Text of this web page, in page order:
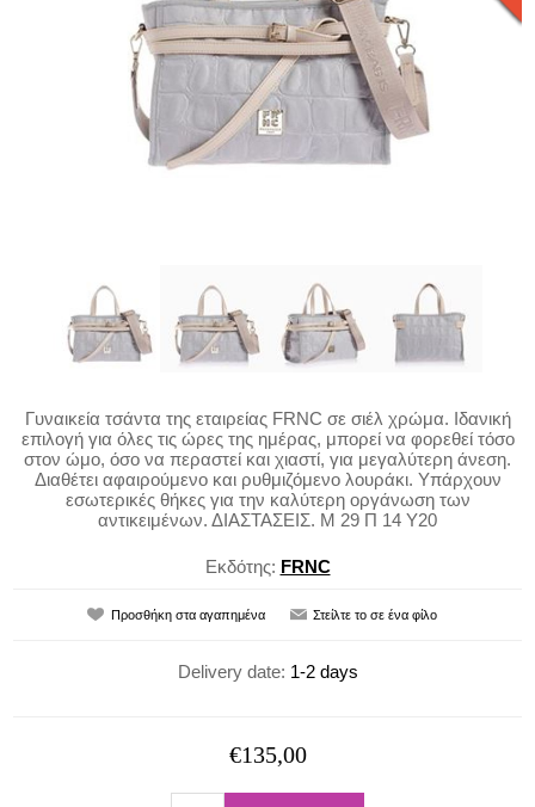
Γυναικεία τσάντα της εταιρείας FRNC σε σιέλ χρώμα. Ιδανική
επιλογή για όλες τις ώρες της ημέρας, μπορεί να φορεθεί τόσο
στον ώμο, όσο να περαστεί και χιαστί, για μεγαλύτερη άνεση.
Διαθέτει αφαιρούμενο και ρυθμιζόμενο λουράκι. Υπάρχουν
εσωτερικές θήκες για την καλύτερη οργάνωση των
αντικειμένων. ΔΙΑΣΤΑΣΕΙΣ. Μ 29 Π 14 Υ20
Εκδότης: FRNC
Delivery date: 1-2 days
€135,00